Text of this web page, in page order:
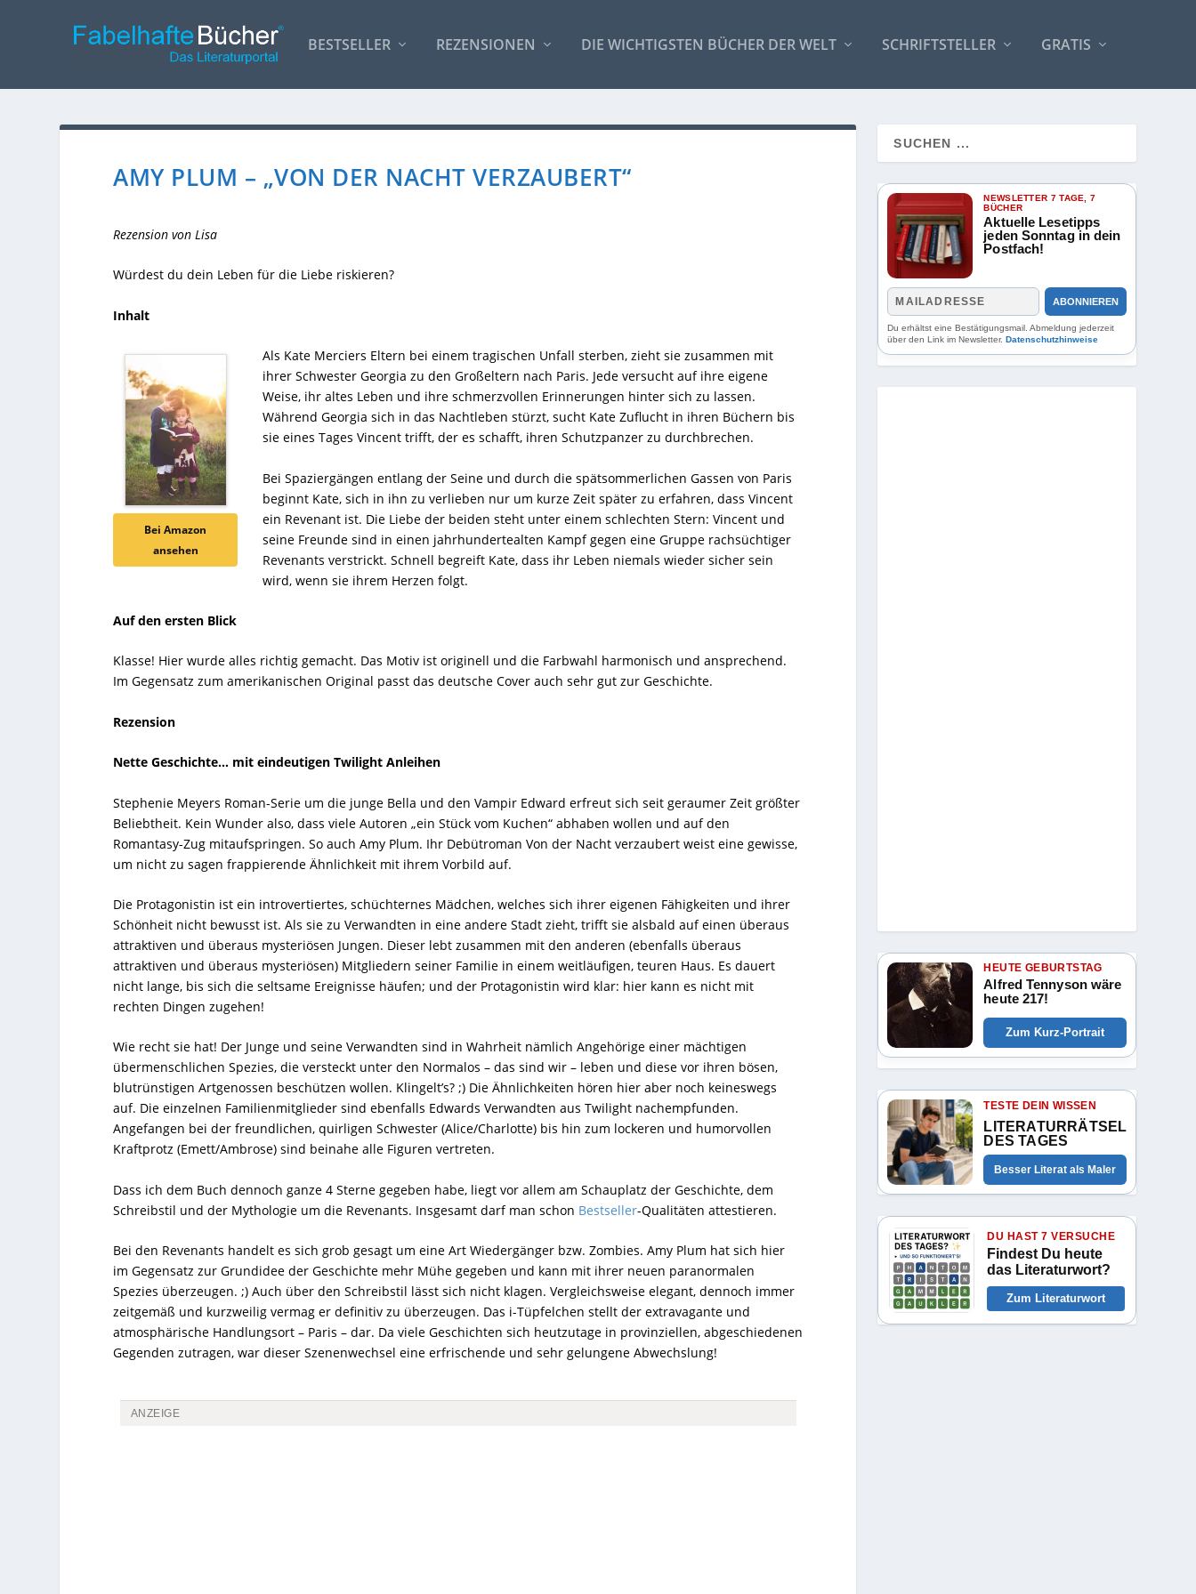
BESTSELLER REZENSIONEN DIE WICHTIGSTEN BÜCHER DER WELT SCHRIFTSTELLER GRATIS
AMY PLUM – „VON DER NACHT VERZAUBERT“
Rezension von Lisa
Würdest du dein Leben für die Liebe riskieren?
Inhalt
Bei Amazon
ansehen
Als Kate Merciers Eltern bei einem tragischen Unfall sterben, zieht sie zusammen mit
ihrer Schwester Georgia zu den Großeltern nach Paris. Jede versucht auf ihre eigene
Weise, ihr altes Leben und ihre schmerzvollen Erinnerungen hinter sich zu lassen.
Während Georgia sich in das Nachtleben stürzt, sucht Kate Zuflucht in ihren Büchern bis
sie eines Tages Vincent trifft, der es schafft, ihren Schutzpanzer zu durchbrechen.
Bei Spaziergängen entlang der Seine und durch die spätsommerlichen Gassen von Paris
beginnt Kate, sich in ihn zu verlieben nur um kurze Zeit später zu erfahren, dass Vincent
ein Revenant ist. Die Liebe der beiden steht unter einem schlechten Stern: Vincent und
seine Freunde sind in einen jahrhundertealten Kampf gegen eine Gruppe rachsüchtiger
Revenants verstrickt. Schnell begreift Kate, dass ihr Leben niemals wieder sicher sein
wird, wenn sie ihrem Herzen folgt.
Auf den ersten Blick
Klasse! Hier wurde alles richtig gemacht. Das Motiv ist originell und die Farbwahl harmonisch und ansprechend.
Im Gegensatz zum amerikanischen Original passt das deutsche Cover auch sehr gut zur Geschichte.
Rezension
Nette Geschichte… mit eindeutigen Twilight Anleihen
Stephenie Meyers Roman-Serie um die junge Bella und den Vampir Edward erfreut sich seit geraumer Zeit größter
Beliebtheit. Kein Wunder also, dass viele Autoren „ein Stück vom Kuchen“ abhaben wollen und auf den
Romantasy-Zug mitaufspringen. So auch Amy Plum. Ihr Debütroman Von der Nacht verzaubert weist eine gewisse,
um nicht zu sagen frappierende Ähnlichkeit mit ihrem Vorbild auf.
Die Protagonistin ist ein introvertiertes, schüchternes Mädchen, welches sich ihrer eigenen Fähigkeiten und ihrer
Schönheit nicht bewusst ist. Als sie zu Verwandten in eine andere Stadt zieht, trifft sie alsbald auf einen überaus
attraktiven und überaus mysteriösen Jungen. Dieser lebt zusammen mit den anderen (ebenfalls überaus
attraktiven und überaus mysteriösen) Mitgliedern seiner Familie in einem weitläufigen, teuren Haus. Es dauert
nicht lange, bis sich die seltsame Ereignisse häufen; und der Protagonistin wird klar: hier kann es nicht mit
rechten Dingen zugehen!
Wie recht sie hat! Der Junge und seine Verwandten sind in Wahrheit nämlich Angehörige einer mächtigen
übermenschlichen Spezies, die versteckt unter den Normalos – das sind wir – leben und diese vor ihren bösen,
blutrünstigen Artgenossen beschützen wollen. Klingelt’s? ;) Die Ähnlichkeiten hören hier aber noch keineswegs
auf. Die einzelnen Familienmitglieder sind ebenfalls Edwards Verwandten aus Twilight nachempfunden.
Angefangen bei der freundlichen, quirligen Schwester (Alice/Charlotte) bis hin zum lockeren und humorvollen
Kraftprotz (Emett/Ambrose) sind beinahe alle Figuren vertreten.
Dass ich dem Buch dennoch ganze 4 Sterne gegeben habe, liegt vor allem am Schauplatz der Geschichte, dem
Schreibstil und der Mythologie um die Revenants. Insgesamt darf man schon Bestseller-Qualitäten attestieren.
Bei den Revenants handelt es sich grob gesagt um eine Art Wiedergänger bzw. Zombies. Amy Plum hat sich hier
im Gegensatz zur Grundidee der Geschichte mehr Mühe gegeben und kann mit ihrer neuen paranormalen
Spezies überzeugen. ;) Auch über den Schreibstil lässt sich nicht klagen. Vergleichsweise elegant, dennoch immer
zeitgemäß und kurzweilig vermag er definitiv zu überzeugen. Das i-Tüpfelchen stellt der extravagante und
atmosphärische Handlungsort – Paris – dar. Da viele Geschichten sich heutzutage in provinziellen, abgeschiedenen
Gegenden zutragen, war dieser Szenenwechsel eine erfrischende und sehr gelungene Abwechslung!
ANZEIGE
NEWSLETTER 7 TAGE, 7
BÜCHER
Aktuelle Lesetipps
jeden Sonntag in dein
Postfach!
ABONNIEREN
Du erhältst eine Bestätigungsmail. Abmeldung jederzeit
über den Link im Newsletter.Datenschutzhinweise
HEUTE GEBURTSTAG
Alfred Tennyson wäre
heute 217!
Zum Kurz-Portrait
TESTE DEIN WISSEN
LITERATURRÄTSEL
DES TAGES
Besser Literat als Maler
DU HAST 7 VERSUCHE
Findest Du heute
das Literaturwort?
Zum Literaturwort